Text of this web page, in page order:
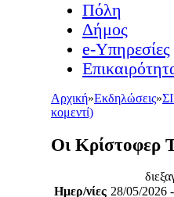
Πόλη
Δήμος
e-Υπηρεσίες
Αρχική»Εκδηλώσεις»
κομεντί)
Οι Κρίστοφερ
Ημερ/νίες 28/05/2026